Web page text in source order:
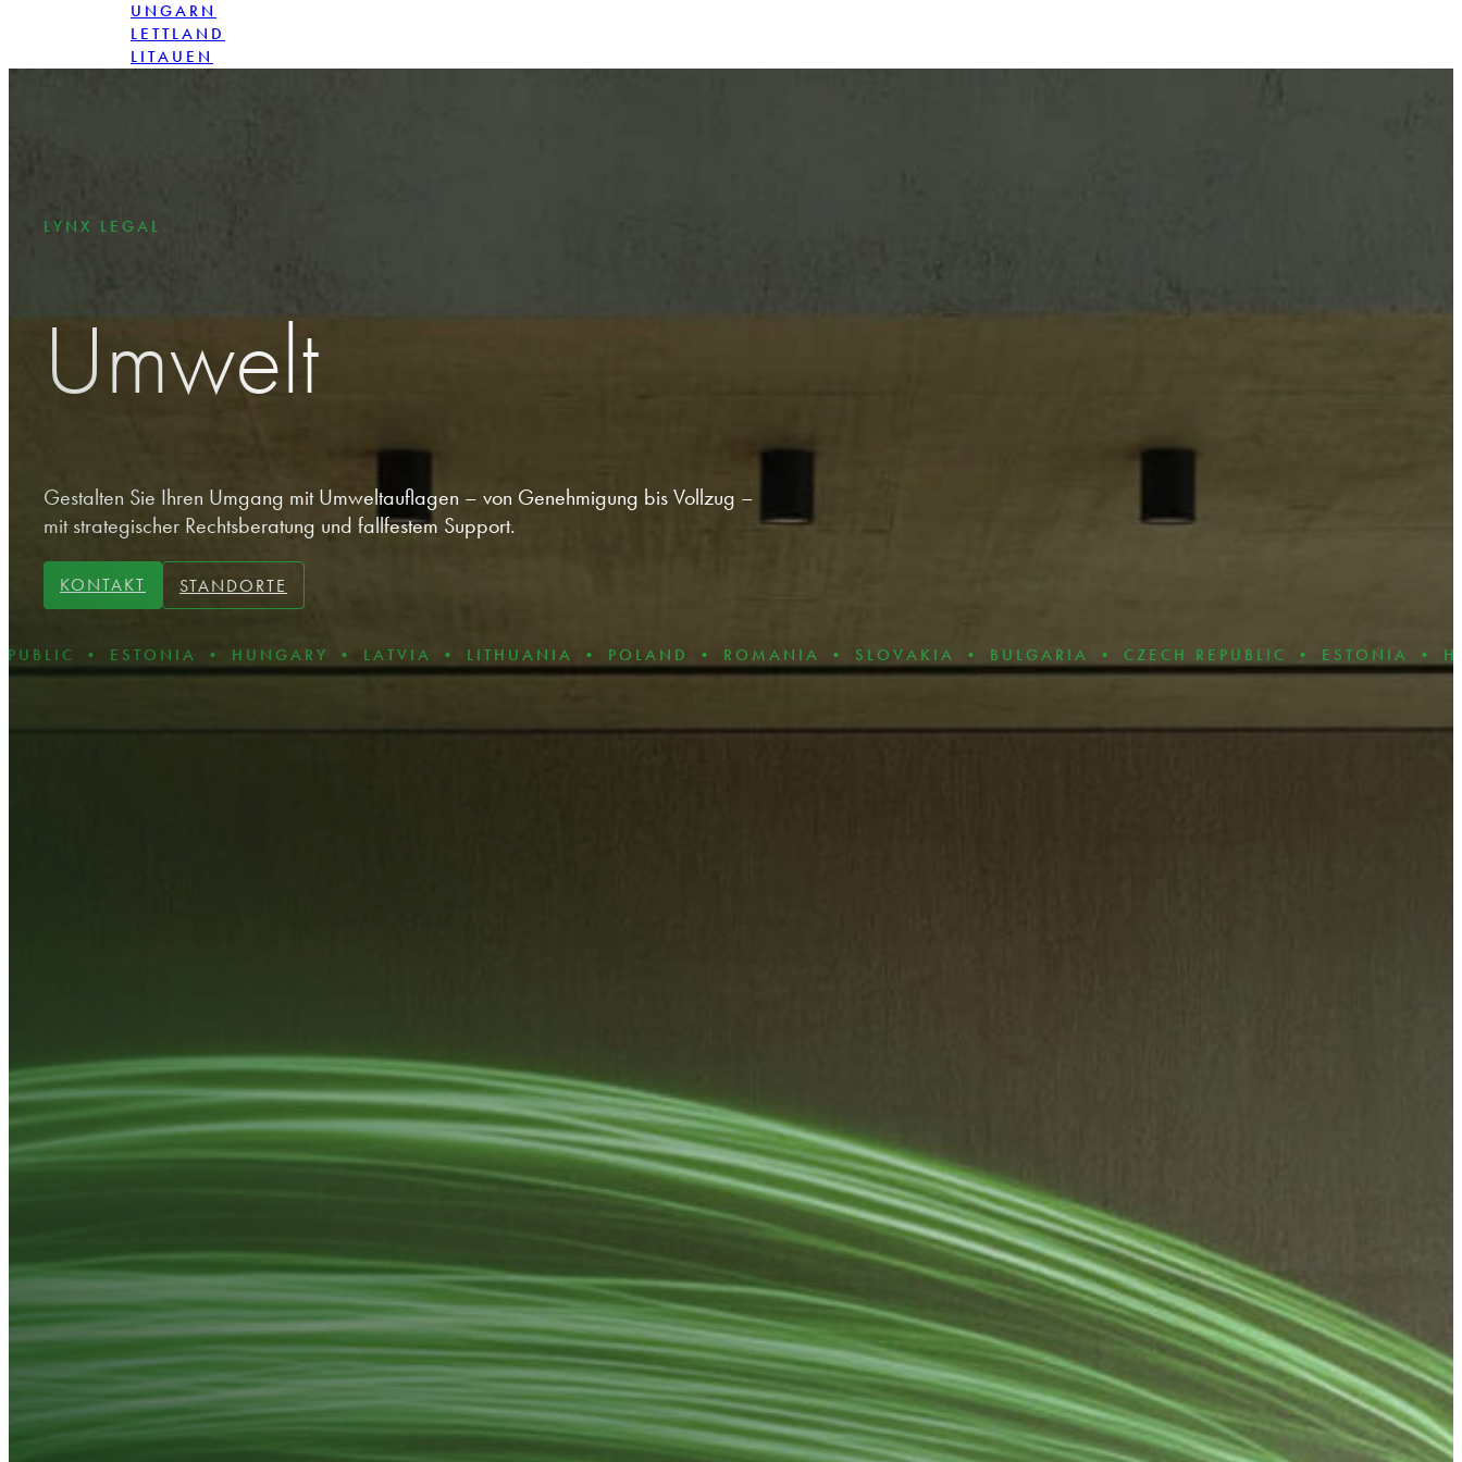
UNGARN
LETTLAND
LITAUEN
LYNX LEGAL
Umwelt
Gestalten Sie Ihren Umgang mit Umweltauflagen – von Genehmigung bis Vollzug –
mit strategischer Rechtsberatung und fallfestem Support.
KONTAKT STANDORTE
• ESTONIA • HUNGARY • LATVIA • LITHUANIA • POLAND • ROMANIA • SLOVAKIA • BULGARIA • CZECH REPUBLIC • ESTONIA •